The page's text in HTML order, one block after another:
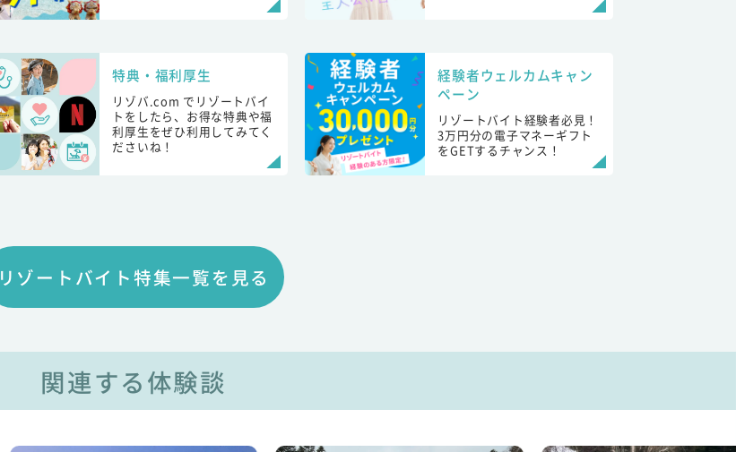
特典・福利厚生
リゾバ.com でリゾートバイ
トをしたら、お得な特典や福
利厚生をぜひ利用してみてく
ださいね！
経験者ウェルカムキャン
ペーン
リゾートバイト経験者必見！
3万円分の電子マネーギフト
をGETするチャンス！
リゾートバイト特集一覧を見る
関連する体験談